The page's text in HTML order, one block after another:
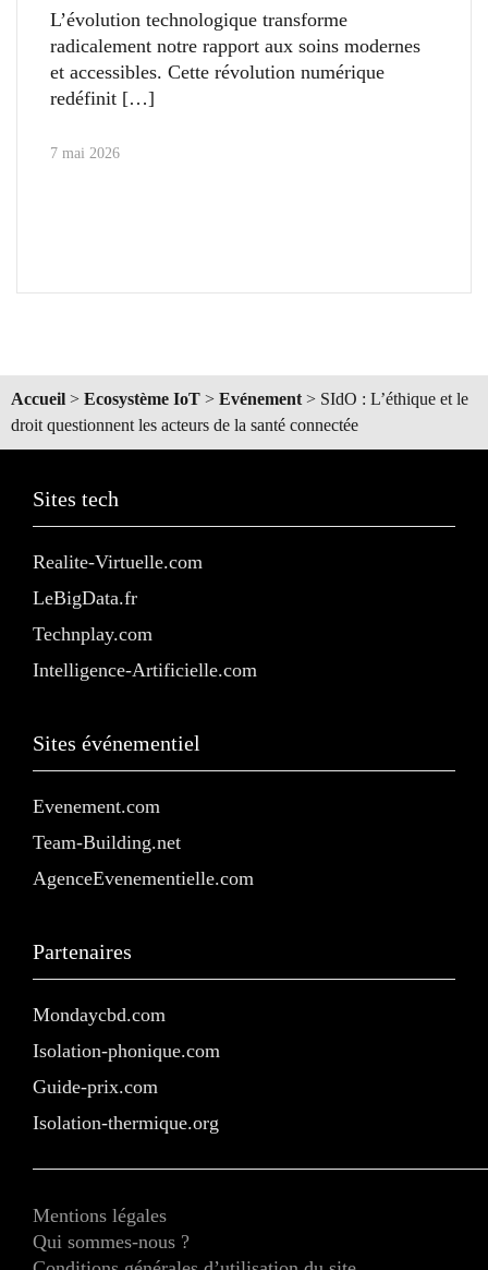
L’évolution technologique transforme
radicalement notre rapport aux soins modernes
et accessibles. Cette révolution numérique
redéfinit
7 mai 2026
Accueil > Ecosystème IoT > Evénement > SIdO : L’éthique et le
droit questionnent les acteurs de la santé connectée
Sites tech
Realite-Virtuelle.com
LeBigData.fr
Technplay.com
Intelligence-Artificielle.com
Sites événementiel
Evenement.com
Team-Building.net
AgenceEvenementielle.com
Partenaires
Mondaycbd.com
Isolation-phonique.com
Guide-prix.com
Isolation-thermique.org
Mentions légales
Qui sommes-nous ?